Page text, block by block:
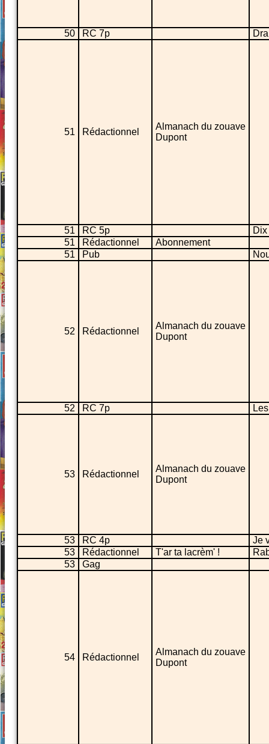
50 RC 7p
51 Rédactionnel
Almanach du zouave
Dupont
51 RC 5p
51
Rédactionnel
Abonnement
51
Pub
52 Rédactionnel
Almanach du zouave
Dupont
52 RC 7p
53 Rédactionnel
Almanach du zouave
Dupont
53 RC 4p
Je
53
Rédactionnel T'ar ta lacrèm' !
53
Gag
54 Rédactionnel
Almanach du zouave
Dupont